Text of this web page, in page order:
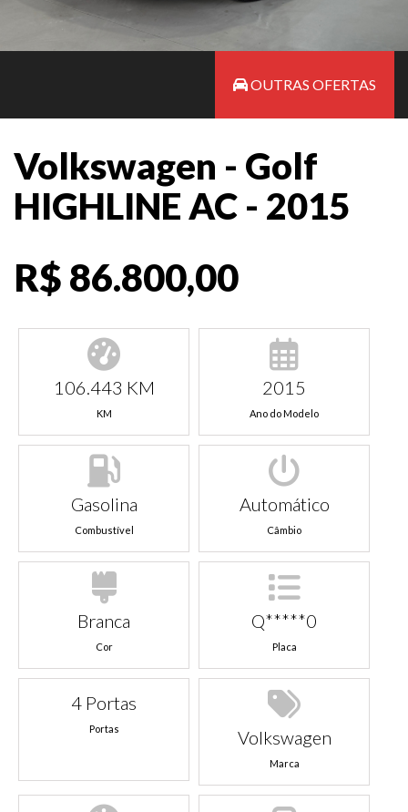
OUTRAS OFERTAS
Volkswagen - Golf
HIGHLINE AC - 2015
R$ 86.800,00
106.443 KM
KM
2015
Ano do Modelo
Gasolina
Combustível
Automático
Câmbio
Branca
Cor
Q*****0
Placa
4 Portas
Portas Volkswagen
Marca